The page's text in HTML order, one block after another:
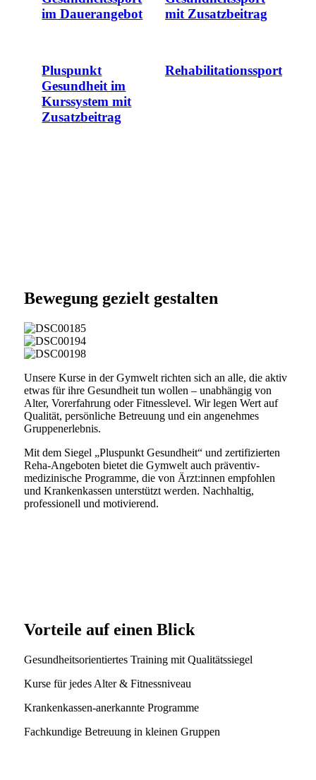
im Dauerangebot
mit Zusatzbeitrag
Pluspunkt
Gesundheit im
Kurssystem mit
Zusatzbeitrag
Rehabilitationssport
Bewegung gezielt gestalten
Unsere Kurse in der Gymwelt richten sich an alle, die aktiv
etwas für ihre Gesundheit tun wollen – unabhängig von
Alter, Vorerfahrung oder Fitnesslevel. Wir legen Wert auf
Qualität, persönliche Betreuung und ein angenehmes
Gruppenerlebnis.
Mit dem Siegel „Pluspunkt Gesundheit“ und zertifizierten
Reha-Angeboten bietet die Gymwelt auch präventiv-
medizinische Programme, die von Ärzt:innen empfohlen
und Krankenkassen unterstützt werden. Nachhaltig,
professionell und motivierend.
Vorteile auf einen Blick
Gesundheitsorientiertes Training mit Qualitätssiegel
Kurse für jedes Alter & Fitnessniveau
Krankenkassen-anerkannte Programme
Fachkundige Betreuung in kleinen Gruppen